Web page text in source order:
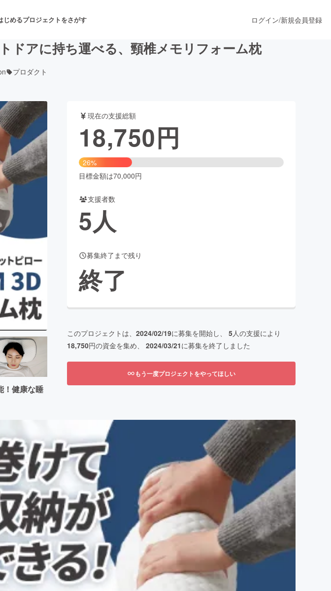
じめるプロジェクトをさがす
舞台・パフォーマンス
フード・飲食店 ファッション
アニメ・漫画
ビューティー・ヘルスケア
CAMPFIRE Creation
machi-yaコミュニティ
ログイン/新規会員登録
ドアに持ち運べる、頸椎メモリフォーム枕
プロダクト
！健康な睡
現在の支援総額
18,750円
26%
目標金額は70,000円
支援者数
5人
募集終了まで残り
終了
このプロジェクトは、 2024/02/19に募集を開始し、 5人の支援により
18,750円の資金を集め、 2024/03/21に募集を終了しました
もう一度プロジェクトをやってほしい